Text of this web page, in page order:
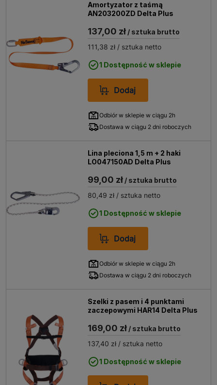
Amortyzator z taśmą
AN203200ZD Delta Plus
137,00 zł / sztuka brutto
111,38 zł / sztuka netto
1 Dostępność w sklepie
Dodaj
Odbiór w sklepie w ciągu 2h
Dostawa w ciągu 2 dni roboczych
Lina pleciona 1,5 m + 2 haki
LO047150AD Delta Plus
99,00 zł / sztuka brutto
80,49 zł / sztuka netto
1 Dostępność w sklepie
Dodaj
Odbiór w sklepie w ciągu 2h
Dostawa w ciągu 2 dni roboczych
Szelki z pasem i 4 punktami
zaczepowymi HAR14 Delta Plus
169,00 zł / sztuka brutto
137,40 zł / sztuka netto
1 Dostępność w sklepie